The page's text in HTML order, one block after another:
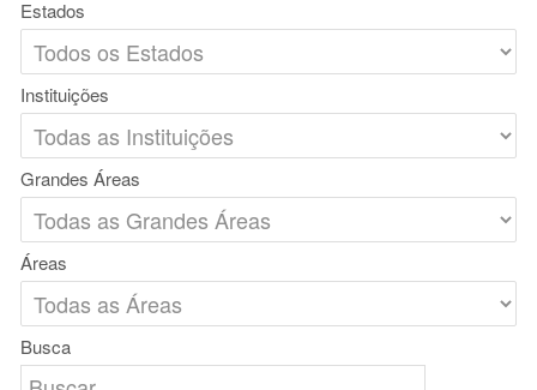
Estados
Instituições
Grandes Áreas
Áreas
Busca